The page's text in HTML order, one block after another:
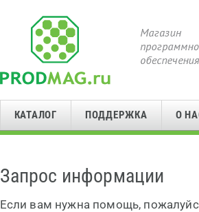
КАТАЛОГ ПОДДЕРЖКА О
Запрос информации
Если вам нужна помощь,